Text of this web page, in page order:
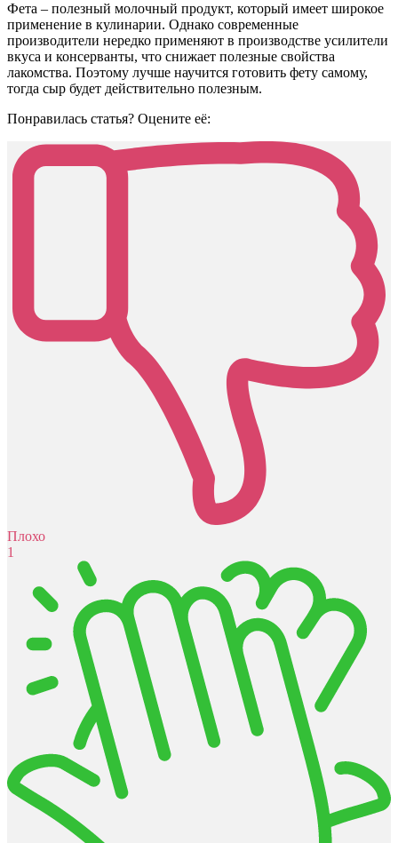
Фета – полезный молочный продукт, который имеет широкое
применение в кулинарии. Однако современные
производители нередко применяют в производстве усилители
вкуса и консерванты, что снижает полезные свойства
лакомства. Поэтому лучше научится готовить фету самому,
тогда сыр будет действительно полезным.
Понравилась статья? Оцените её:
Плохо
1